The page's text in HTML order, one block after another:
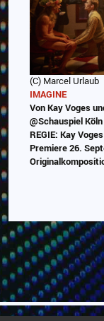
(C) Marcel Urlaub
IMAGINE
Von Kay Voges
@Schauspiel Köln
REGIE: Kay Voges
Premiere 26.
Das Video